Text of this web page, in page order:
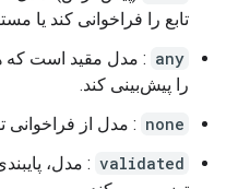
تابع را فراخوانی کند یا
any : مدل مقید است که
را پیش‌بینی کند.
none : مدل از فراخوانی
validated : مدل،